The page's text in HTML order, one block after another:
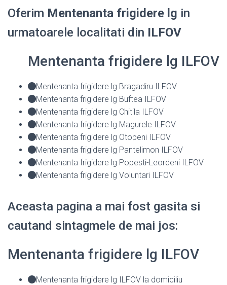
Oferim Mentenanta frigidere lg in
urmatoarele localitati din ILFOV
Mentenanta frigidere lg ILFOV
Mentenanta frigidere lg Bragadiru ILFOV
Mentenanta frigidere lg Buftea ILFOV
Mentenanta frigidere lg Chitila ILFOV
Mentenanta frigidere lg Magurele ILFOV
Mentenanta frigidere lg Otopeni ILFOV
Mentenanta frigidere lg Pantelimon ILFOV
Mentenanta frigidere lg Popesti-Leordeni ILFOV
Mentenanta frigidere lg Voluntari ILFOV
Aceasta pagina a mai fost gasita si
cautand sintagmele de mai jos:
Mentenanta frigidere lg ILFOV
Mentenanta frigidere lg ILFOV la domiciliu